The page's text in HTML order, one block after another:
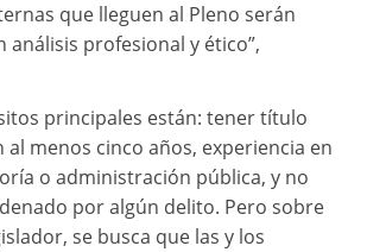
que lleguen al Pleno serán
análisis profesional y ético”,
principales están: tener título
menos cinco años, experiencia en
o administración pública, y no
por algún delito. Pero sobre
se busca que las y los